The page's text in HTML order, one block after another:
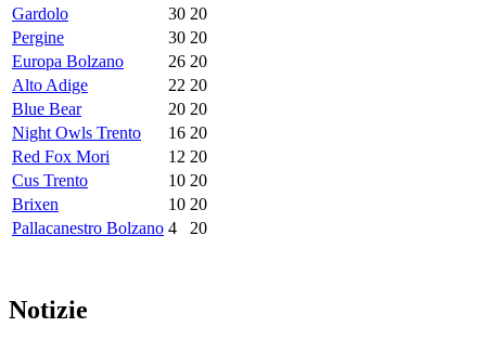
Gardolo 30 20
Pergine
30 20
Europa Bolzano
26 20
Alto Adige
22 20
Blue Bear
20 20
Night Owls Trento
16 20
Red Fox Mori
12 20
Cus Trento
10 20
Brixen
10 20
Pallacanestro Bolzano 4 20
Notizie